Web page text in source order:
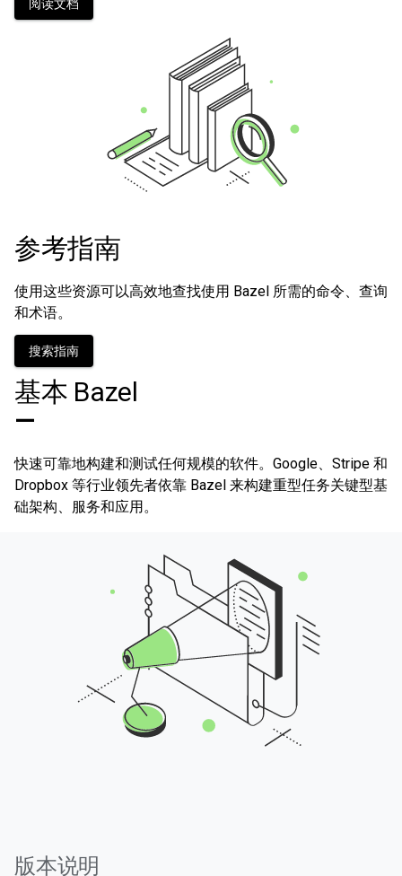
阅读文档
参考指南
使用这些资源可以高效地查找使用 Bazel 所需的命令、查询
和术语。
搜索指南
基本 Bazel
—
快速可靠地构建和测试任何规模的软件。Google、Stripe 和
Dropbox 等行业领先者依靠 Bazel 来构建重型任务关键型基
础架构、服务和应用。
版本说明